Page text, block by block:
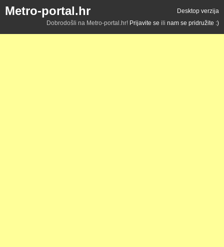
Metro-portal.hr
Desktop verzija
Dobrodošli na Metro-portal.hr! Prijavite se ili nam se pridružite :)